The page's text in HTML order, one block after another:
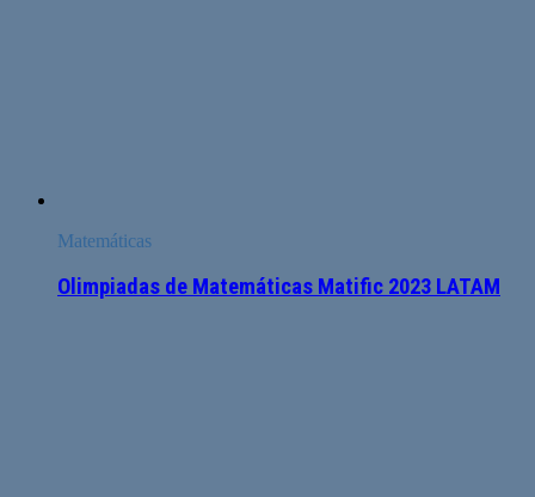
Matemáticas
Olimpiadas de Matemáticas Matific 2023 LATAM